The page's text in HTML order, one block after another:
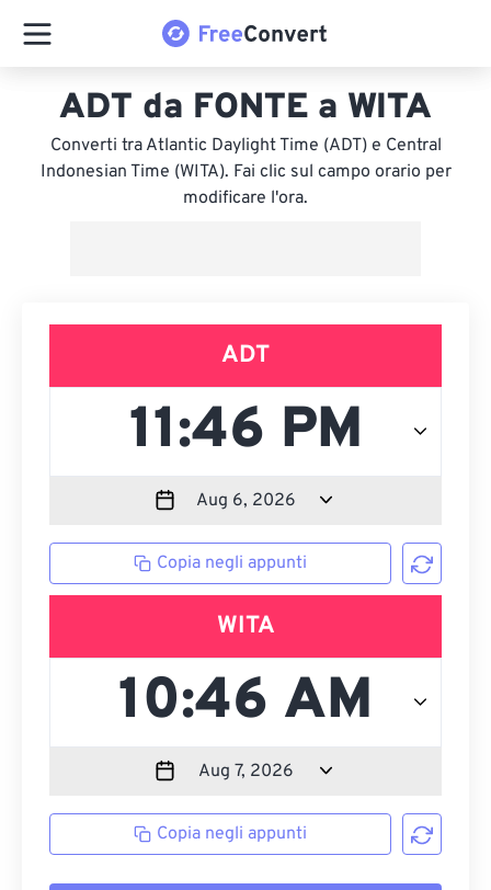
ADT da FONTE a WITA
Converti tra Atlantic Daylight Time (ADT) e Central
Indonesian Time (WITA). Fai clic sul campo orario per
modificare l'ora.
ADT
Copia negli appunti
WITA
Copia negli appunti